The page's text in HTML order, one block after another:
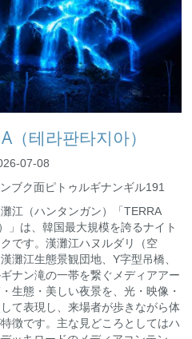
（테라판타지아）
07-08
ブク面ピトゥルギナンギル191
江（ハンタンガン）「TERRA
」は、韓国最大規模を誇るナイト
です。漢灘江ハヌルダリ（空
灘江生態景観団地、Y字型吊橋、
ナン滝の一帯を繋ぐメディアアー
生態・美しい夜景を、光・映像・
て表現し、来場者が歩きながら体
徴です。主な見どころとしてはハ